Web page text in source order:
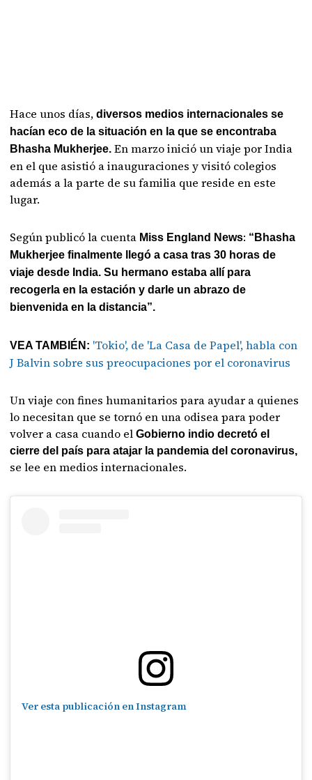
Hace unos días,diversos medios internacionales se
hacían eco de la situación en la que se encontraba
Bhasha Mukherjee.En marzo inició un viaje por India
en el que asistió a inauguraciones y visitó colegios
además a la parte de su familia que reside en este
lugar.
Según publicó la cuenta Miss England News: “Bhasha
Mukherjee finalmente llegó a casa tras 30 horas de
viaje desde India. Su hermano estaba allí para
recogerla en la estación y darle un abrazo de
bienvenida en la distancia”.
VEA TAMBIÉN: 'Tokio', de 'La Casa de Papel', habla con
J Balvin sobre sus preocupaciones por el coronavirus
Un viaje con fines humanitarios para ayudar a quienes
lo necesitan que se tornó en una odisea para poder
volver a casa cuando elGobierno indio decretó el
cierre del país para atajar la pandemia del coronavirus,
se lee en medios internacionales.
Ver esta publicación en Instagram